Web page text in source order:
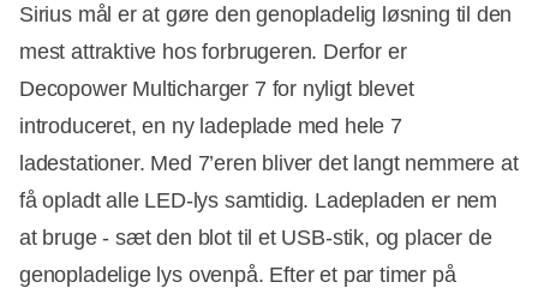
Sirius mål er at gøre den genopladelig løsning til den
mest attraktive hos forbrugeren. Derfor er
Decopower Multicharger 7 for nyligt blevet
introduceret, en ny ladeplade med hele 7
ladestationer. Med 7’eren bliver det langt nemmere at
få opladt alle LED-lys samtidig. Ladepladen er nem
at bruge - sæt den blot til et USB-stik, og placer de
genopladelige lys ovenpå. Efter et par timer på